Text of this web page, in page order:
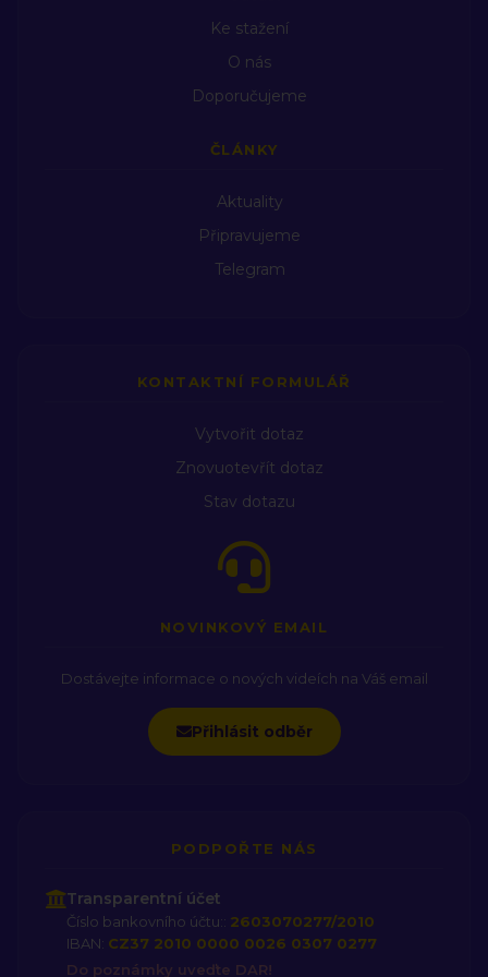
Ke stažení
O nás
Doporučujeme
ČLÁNKY
Aktuality
Připravujeme
Telegram
KONTAKTNÍ FORMULÁŘ
Vytvořit dotaz
Znovuotevřít dotaz
Stav dotazu
NOVINKOVÝ EMAIL
Dostávejte informace o nových videích na Váš email
Přihlásit odběr
PODPOŘTE NÁS
Transparentní účet
Číslo bankovního účtu:: 2603070277/2010
IBAN: CZ37 2010 0000 0026 0307 0277
Do poznámky uveďte DAR!